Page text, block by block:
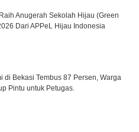
Anugerah Sekolah Hijau (Green
Dari APPeL Hijau Indonesia
di Bekasi Tembus 87 Persen, Warga
Pintu untuk Petugas.